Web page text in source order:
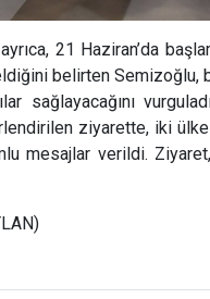
21 Haziran’da
belirten Semizoğlu,
sağlayacağını
ziyarette, iki
mesajlar verildi.